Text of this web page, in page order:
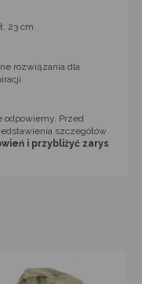
23 cm
rozwiązania dla
odpowiemy. Przed
szczegółów
i przybliżyć zarys